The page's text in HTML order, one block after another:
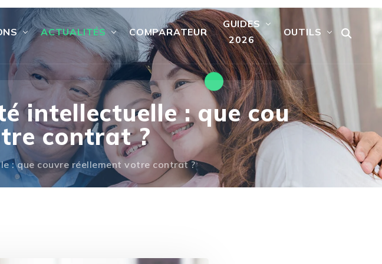
ACTUALITÉS COMPARATEUR
GUIDES
2026
OUTILS
intellectuelle : que cou
contrat ?
: que couvre réellement votre contrat ?